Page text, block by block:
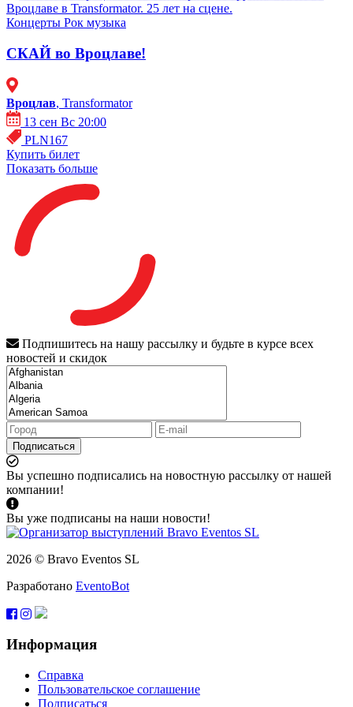
Вроцлаве в Transformator. 25 лет на сцене.
Концерты Рок музыка
СКАЙ во Вроцлаве!
Вроцлав, Transformator
13 сен Вс 20:00
PLN167
Купить билет
Показать больше
Подпишитесь на нашу рассылку и будьте в курсе всех
новостей и скидок
Подписаться
Вы успешно подписались на новостную рассылку от нашей
компании!
Вы уже подписаны на наши новости!
2026 © Bravo Eventos SL
Разработано EventoBot
Информация
Справка
Пользовательское соглашение
Подписаться